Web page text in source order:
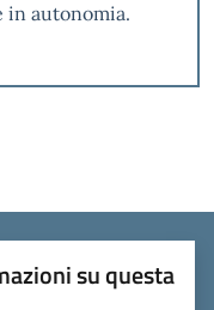
autonomia.
su questa